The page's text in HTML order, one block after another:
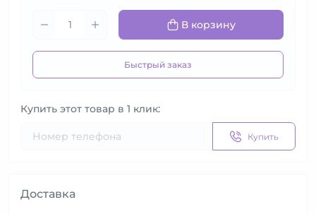
В корзину
Быстрый заказ
Купить этот товар в 1 клик:
Купить
Доставка